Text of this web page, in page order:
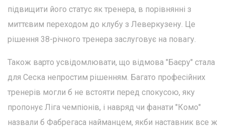
підвищити його статус як тренера, в порівнянні з
миттєвим переходом до клубу з Леверкузену. Це
рішення 38-річного тренера заслуговує на повагу.
Також варто усвідомлювати, що відмова "Баєру" стала
для Сеска непростим рішенням. Багато професійних
тренерів могли б не встояти перед спокусою, яку
пропонує Ліга чемпіонів, і навряд чи фанати "Комо"
назвали б Фабрегаса найманцем, якби наставник все ж